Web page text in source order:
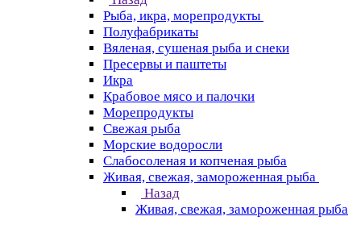
Рыба, икра, морепродукты
Полуфабрикаты
Вяленая, сушеная рыба и снеки
Пресервы и паштеты
Икра
Крабовое мясо и палочки
Морепродукты
Свежая рыба
Морские водоросли
Слабосоленая и копченая рыба
Живая, свежая, замороженная рыба
Назад
Живая, свежая, замороженная рыба